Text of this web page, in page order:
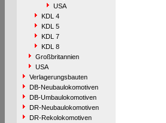
USA
KDL 4
KDL 5
KDL 7
KDL 8
Großbritannien
USA
Verlagerungsbauten
DB-Neubaulokomotiven
DB-Umbaulokomotiven
DR-Neubaulokomotiven
DR-Rekolokomotiven